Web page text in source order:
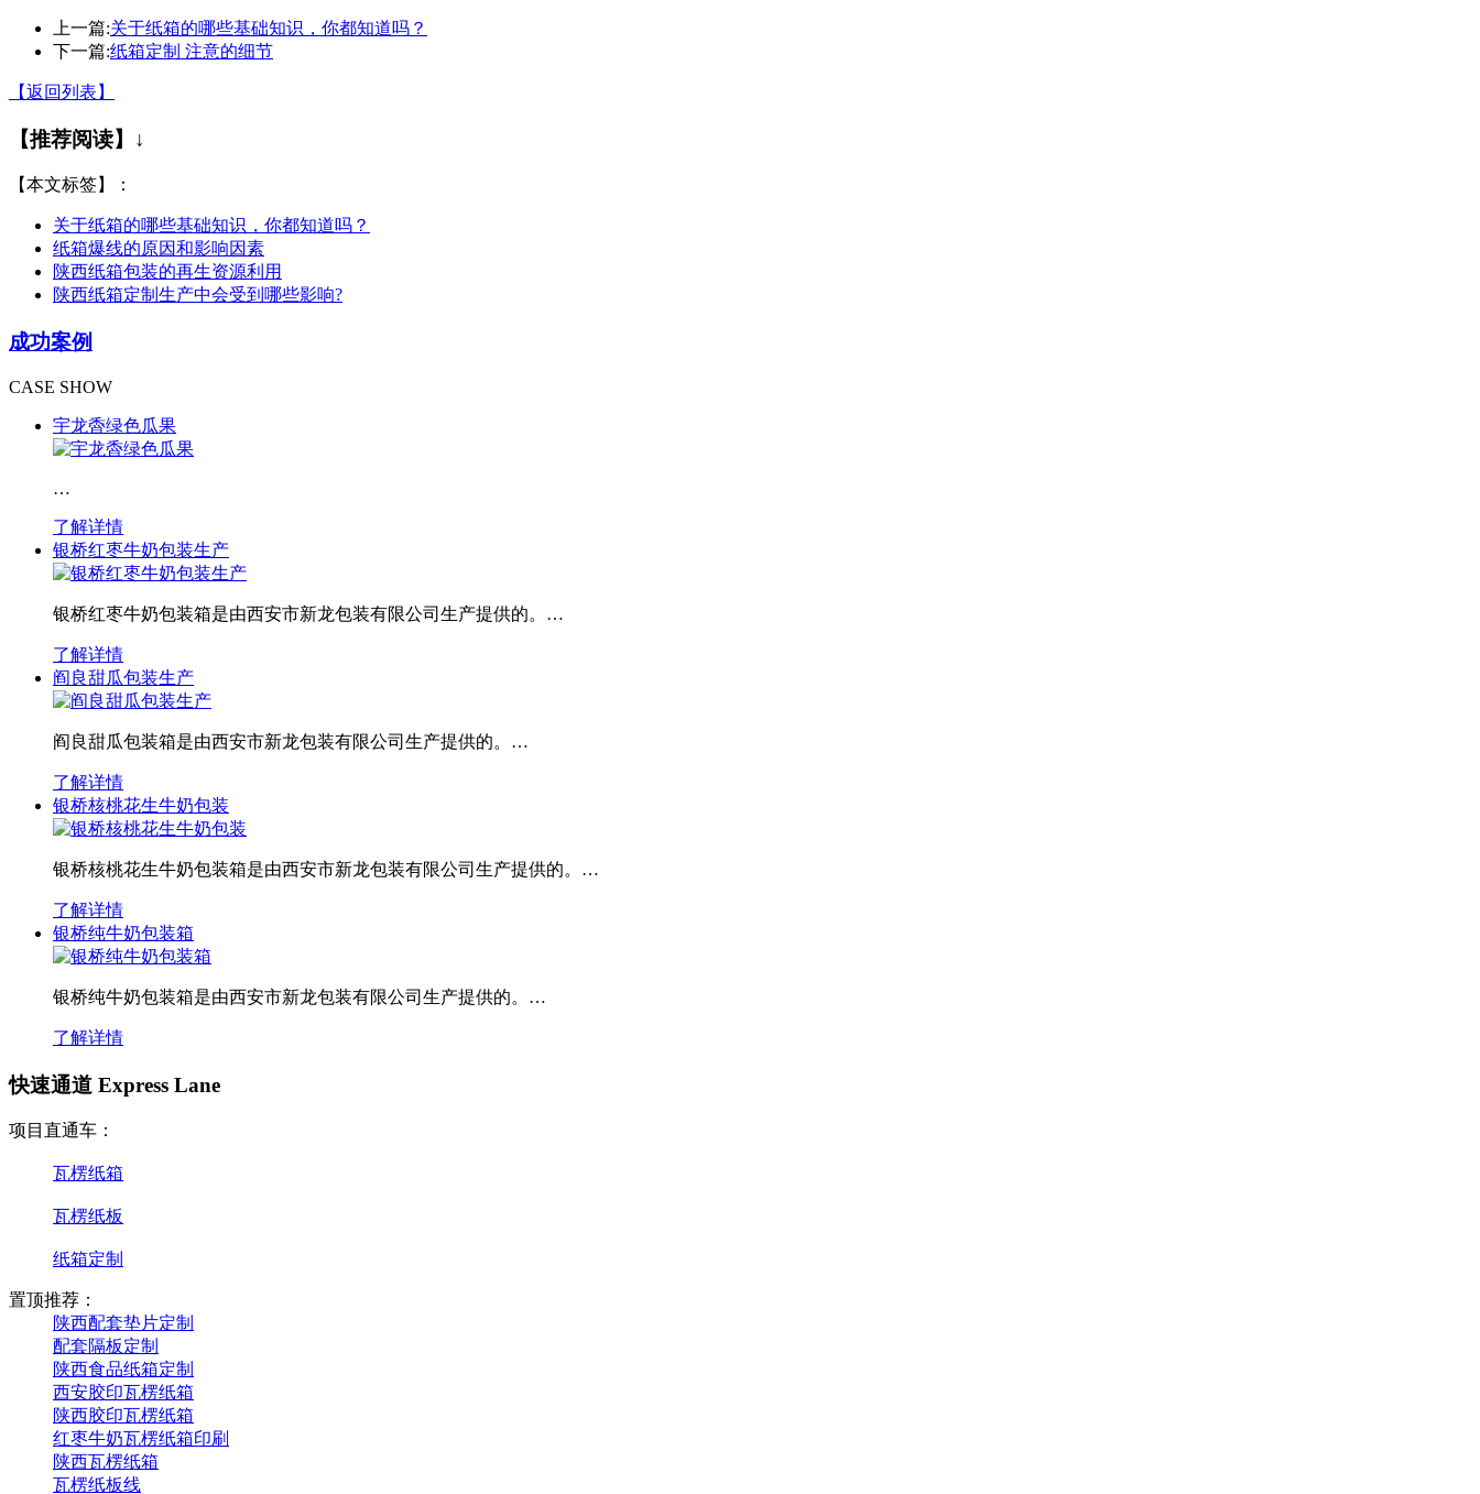
上一篇:关于纸箱的哪些基础知识，你都知道吗？
下一篇:纸箱定制 注意的细节
【返回列表】
【推荐阅读】↓
【本文标签】：
关于纸箱的哪些基础知识，你都知道吗？
纸箱爆线的原因和影响因素
陕西纸箱包装的再生资源利用
陕西纸箱定制生产中会受到哪些影响?
成功案例
CASE SHOW
宇龙稥绿色瓜果
…
了解详情
银桥红枣牛奶包装生产
银桥红枣牛奶包装箱是由西安市新龙包装有限公司生产提供的。…
了解详情
阎良甜瓜包装生产
阎良甜瓜包装箱是由西安市新龙包装有限公司生产提供的。…
了解详情
银桥核桃花生牛奶包装
银桥核桃花生牛奶包装箱是由西安市新龙包装有限公司生产提供的。…
了解详情
银桥纯牛奶包装箱
银桥纯牛奶包装箱是由西安市新龙包装有限公司生产提供的。…
了解详情
快速通道 Express Lane
项目直通车：
瓦楞纸箱
瓦楞纸板
纸箱定制
置顶推荐：
陕西配套垫片定制
配套隔板定制
陕西食品纸箱定制
西安胶印瓦楞纸箱
陕西胶印瓦楞纸箱
红枣牛奶瓦楞纸箱印刷
陕西瓦楞纸箱
瓦楞纸板线